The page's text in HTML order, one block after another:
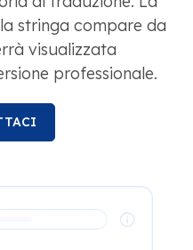
stringa compare da
visualizzata
professionale.